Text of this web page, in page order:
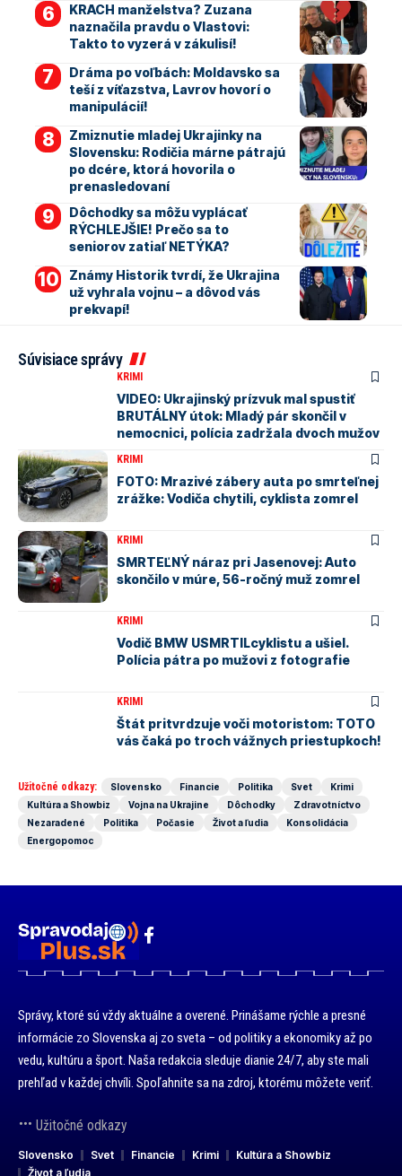
KRACH manželstva? Zuzana
naznačila pravdu o Vlastovi:
Takto to vyzerá v zákulisí!
Dráma po voľbách: Moldavsko sa
teší z víťazstva, Lavrov hovorí o
manipulácií!
Zmiznutie mladej Ukrajinky na
Slovensku: Rodičia márne pátrajú
po dcére, ktorá hovorila o
prenasledovaní
Dôchodky sa môžu vyplácať
RÝCHLEJŠIE! Prečo sa to
seniorov zatiaľ NETÝKA?
Známy Historik tvrdí, že Ukrajina
už vyhrala vojnu – a dôvod vás
prekvapí!
Súvisiace správy
KRIMI
VIDEO: Ukrajinský prízvuk mal spustiť
BRUTÁLNY útok: Mladý pár skončil v
nemocnici, polícia zadržala dvoch mužov
KRIMI
FOTO: Mrazivé zábery auta po smrteľnej
zrážke: Vodiča chytili, cyklista zomrel
KRIMI
SMRTEĽNÝ náraz pri Jasenovej: Auto
skončilo v múre, 56-ročný muž zomrel
KRIMI
Vodič BMW USMRTILcyklistu a ušiel.
Polícia pátra po mužovi z fotografie
KRIMI
Štát pritvrdzuje voči motoristom: TOTO
vás čaká po troch vážnych priestupkoch!
Užitočné odkazy: Slovensko Financie Politika Svet
Krimi
Kultúra a Showbiz
Vojna na Ukrajine Dôchodky
Zdravotníctvo
Nezaradené
Politika Počasie Život a ľudia
Konsolidácia
Energopomoc
Správy, ktoré sú vždy aktuálne a overené. Prinášame rýchle a presné
informácie zo Slovenska aj zo sveta – od politiky a ekonomiky až po
vedu, kultúru a šport. Naša redakcia sleduje dianie 24/7, aby ste mali
prehľad v každej chvíli. Spoľahnite sa na zdroj, ktorému môžete veriť.
Užitočné odkazy
Slovensko Svet Financie Krimi
Kultúra a Showbiz
Život a ľudia